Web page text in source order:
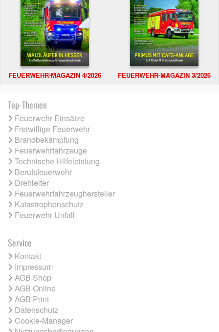
FEUERWEHR-MAGAZIN 4/2026 FEUERWEHR-MAGAZIN 3/2026
Top-Themen
Feuerwehr Einsätze
Freiwillige Feuerwehr
Brandbekämpfung
Feuerwehrfahrzeuge
Technische Hilfeleistung
Berufsfeuerwehr
Drehleiter
Feuerwehrfahrzeughersteller
Katastrophenschutz
Feuerwehr Unfall
Service
Kontakt
Impressum
AGB Shop
AGB Online
AGB Print
Datenschutz
Cookie-Manager